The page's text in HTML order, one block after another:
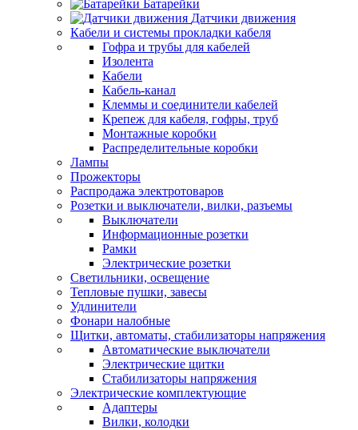
Батарейки
Датчики движения
Кабели и системы прокладки кабеля
Гофра и трубы для кабелей
Изолента
Кабели
Кабель-канал
Клеммы и соединители кабелей
Крепеж для кабеля, гофры, труб
Монтажные коробки
Распределительные коробки
Лампы
Прожекторы
Распродажа электротоваров
Розетки и выключатели, вилки, разъемы
Выключатели
Информационные розетки
Рамки
Электрические розетки
Светильники, освещение
Тепловые пушки, завесы
Удлинители
Фонари налобные
Щитки, автоматы, стабилизаторы напряжения
Автоматические выключатели
Электрические щитки
Стабилизаторы напряжения
Электрические комплектующие
Адаптеры
Вилки, колодки